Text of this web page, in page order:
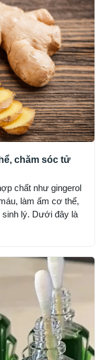
chăm sóc tử
chất như gingerol
làm ấm cơ thể,
lý. Dưới đây là